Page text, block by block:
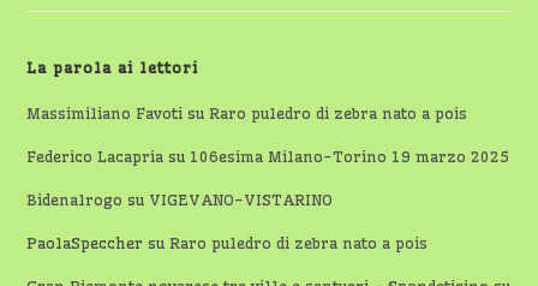
La parola ai lettori
Massimiliano Favoti suRaro puledro di zebra nato a pois
Federico Lacapria su 106esima Milano-Torino 19 marzo 2025
Bidenalrogo su VIGEVANO-VISTARINO
PaolaSpeccher suRaro puledro di zebra nato a pois